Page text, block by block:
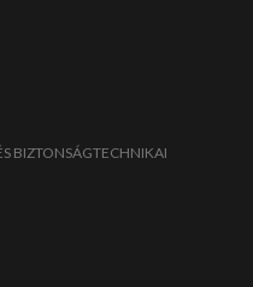
BIZTONSÁGTECHNIKAI